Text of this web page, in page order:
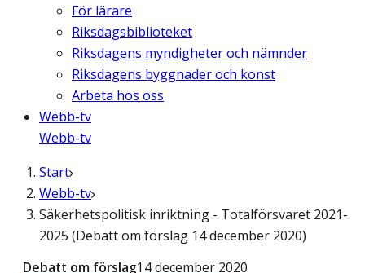
För lärare
Riksdagsbiblioteket
Riksdagens myndigheter och nämnder
Riksdagens byggnader och konst
Arbeta hos oss
Webb-tv
Webb-tv
Start
Webb-tv
Säkerhetspolitisk inriktning - Totalförsvaret 2021-
2025 (Debatt om förslag 14 december 2020)
Debatt om förslag14 december 2020